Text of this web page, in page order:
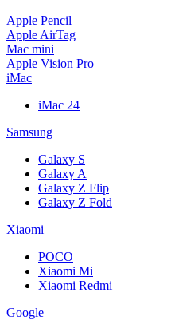
Apple Pencil
Apple AirTag
Mac mini
Apple Vision Pro
iMac
iMac 24
Samsung
Galaxy S
Galaxy A
Galaxy Z Flip
Galaxy Z Fold
Xiaomi
POCO
Xiaomi Mi
Xiaomi Redmi
Google